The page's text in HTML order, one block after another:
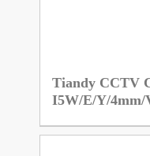
Tiandy CCTV
I5W/E/Y/4mm/